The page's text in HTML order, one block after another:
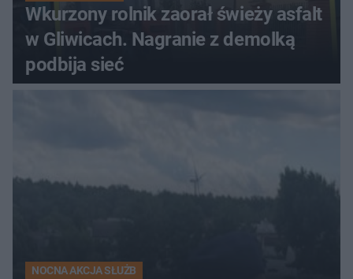
Wkurzony rolnik zaorał świeży asfalt
w Gliwicach. Nagranie z demolką
podbija sieć
NOCNA AKCJA SŁUŻB